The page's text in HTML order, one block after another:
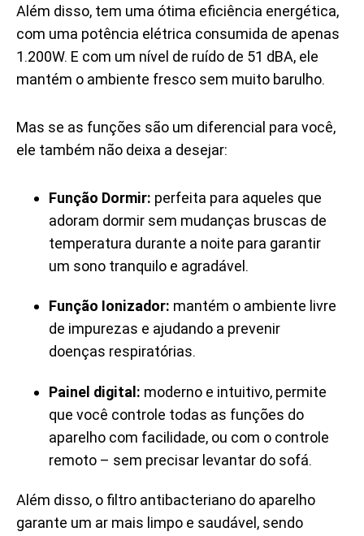
Além disso, tem uma ótima eficiência energética,
com uma potência elétrica consumida de apenas
1.200W. E com um nível de ruído de 51 dBA, ele
mantém o ambiente fresco sem muito barulho.
Mas se as funções são um diferencial para você,
ele também não deixa a desejar:
Função Dormir: perfeita para aqueles que
adoram dormir sem mudanças bruscas de
temperatura durante a noite para garantir
um sono tranquilo e agradável.
Função Ionizador: mantém o ambiente livre
de impurezas e ajudando a prevenir
doenças respiratórias.
Painel digital: moderno e intuitivo, permite
que você controle todas as funções do
aparelho com facilidade, ou com o controle
remoto – sem precisar levantar do sofá.
Além disso, o filtro antibacteriano do aparelho
garante um ar mais limpo e saudável, sendo